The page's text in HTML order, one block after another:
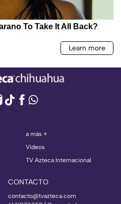
a más +
Videos
TV Azteca Internacional
CONTACTO
contacto@tvazteca.com